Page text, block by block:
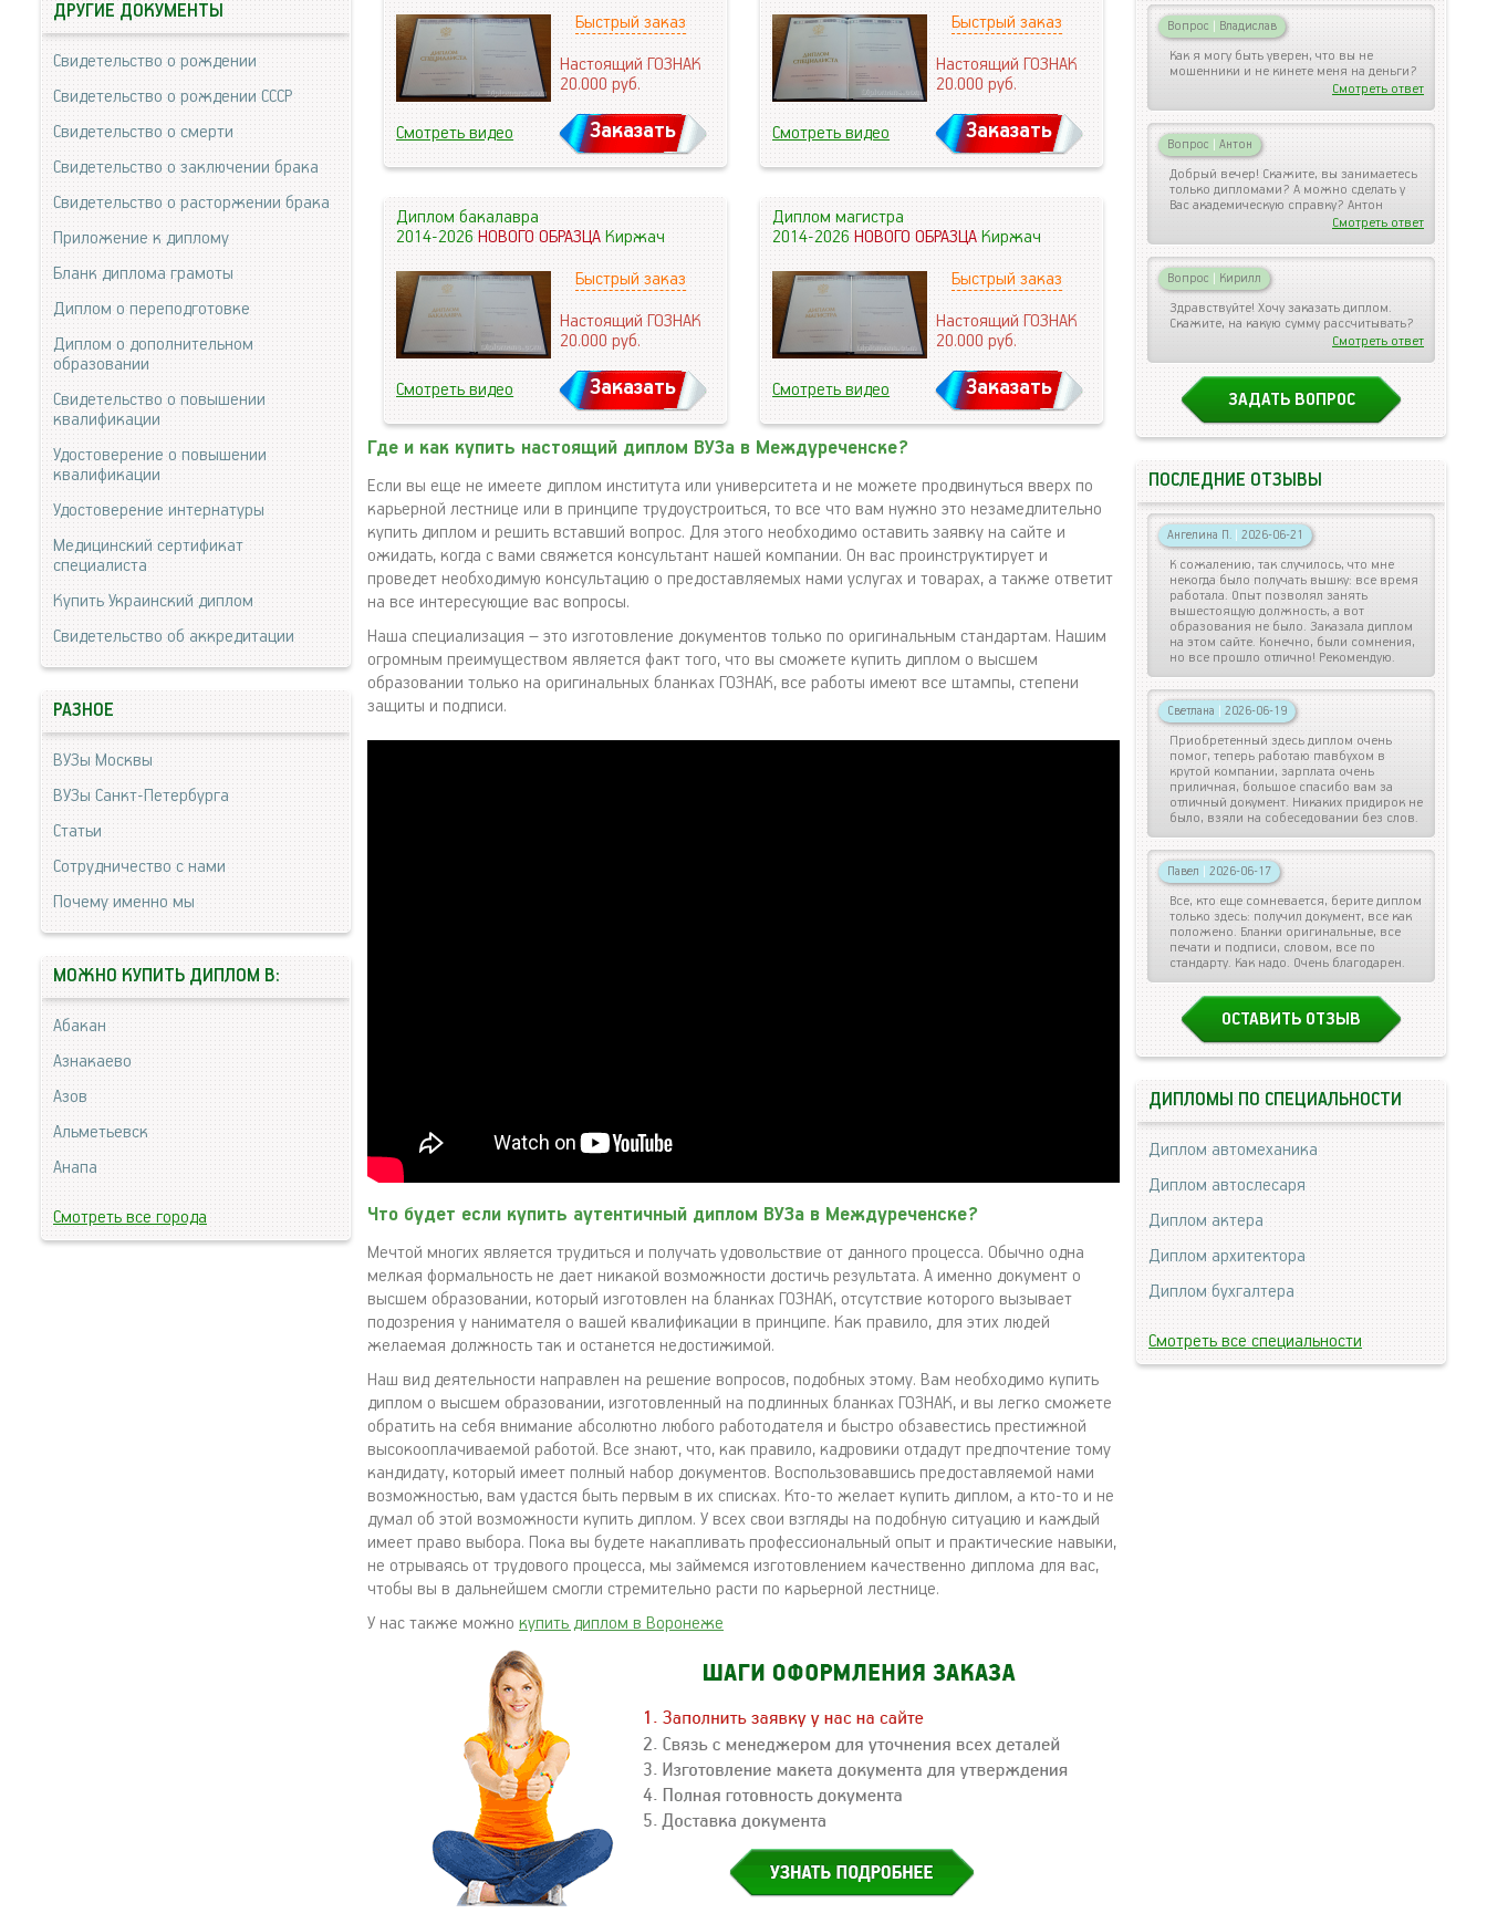
Быстрый заказ
Настоящий ГОЗНАК
20.000руб.
Смотреть видео Заказать
Быстрый заказ
Настоящий ГОЗНАК
20.000руб.
Смотреть видео Заказать
Диплом бакалавра
2014-2026НОВОГО ОБРАЗЦАКиржач
Быстрый заказ
Настоящий ГОЗНАК
20.000руб.
Смотреть видео Заказать
Диплом магистра
2014-2026НОВОГО ОБРАЗЦАКиржач
Быстрый заказ
Настоящий ГОЗНАК
20.000руб.
Смотреть видео Заказать
Где и как купить настоящий диплом ВУЗа в Междуреченске?
Если вы еще не имеете диплом института или университета и не можете продвинуться вверх по
карьерной лестнице или в принципе трудоустроиться, то все что вам нужно это незамедлительно
купить диплом и решить вставший вопрос. Для этого необходимо оставить заявку на сайте и
ожидать, когда с вами свяжется консультант нашей компании. Он вас проинструктирует и
проведет необходимую консультацию о предоставляемых нами услугах и товарах, а также ответит
на все интересующие вас вопросы.
Наша специализация – это изготовление документов только по оригинальным стандартам. Нашим
огромным преимуществом является факт того, что вы сможете купить диплом о высшем
образовании только на оригинальных бланках ГОЗНАК, все работы имеют все штампы, степени
защиты и подписи.
Что будет если купить аутентичный диплом ВУЗа в Междуреченске?
Мечтой многих является трудиться и получать удовольствие от данного процесса. Обычно одна
мелкая формальность не дает никакой возможности достичь результата. А именно документ о
высшем образовании, который изготовлен на бланках ГОЗНАК, отсутствие которого вызывает
подозрения у нанимателя о вашей квалификации в принципе. Как правило, для этих людей
желаемая должность так и останется недостижимой.
Наш вид деятельности направлен на решение вопросов, подобных этому. Вам необходимо купить
диплом о высшем образовании, изготовленный на подлинных бланках ГОЗНАК, и вы легко сможете
обратить на себя внимание абсолютно любого работодателя и быстро обзавестись престижной
высокооплачиваемой работой. Все знают, что, как правило, кадровики отдадут предпочтение тому
кандидату, который имеет полный набор документов. Воспользовавшись предоставляемой нами
возможностью, вам удастся быть первым в их списках. Кто-то желает купить диплом, а кто-то и не
думал об этой возможности купить диплом. У всех свои взгляды на подобную ситуацию и каждый
имеет право выбора. Пока вы будете накапливать профессиональный опыт и практические навыки,
не отрываясь от трудового процесса, мы займемся изготовлением качественно диплома для вас,
чтобы вы в дальнейшем смогли стремительно расти по карьерной лестнице.
У нас также можно купить диплом в Воронеже
ДРУГИЕ ДОКУМЕНТЫ
Свидетельство о рождении
Свидетельство о рождении СССР
Свидетельство о смерти
Свидетельство о заключении брака
Свидетельство о расторжении брака
Приложение к диплому
Бланк диплома грамоты
Диплом о переподготовке
Диплом о дополнительном
образовании
Свидетельство о повышении
квалификации
Удостоверение о повышении
квалификации
Удостоверение интернатуры
Медицинский сертификат
специалиста
Купить Украинский диплом
Свидетельство об аккредитации
РАЗНОЕ
ВУЗы Москвы
ВУЗы Санкт-Петербурга
Статьи
Сотрудничество с нами
Почему именно мы
МОЖНО КУПИТЬ ДИПЛОМ В:
Абакан
Азнакаево
Азов
Альметьевск
Анапа
Смотреть все города
Вопрос | Владислав
Как я могу быть уверен, что вы не
мошенники и не кинете меня на деньги?
Смотреть ответ
Вопрос | Антон
Добрый вечер! Скажите, вы занимаетесь
только дипломами? А можно сделать у
Вас академическую справку? Антон
Смотреть ответ
Вопрос | Кирилл
Здравствуйте! Хочу заказать диплом.
Скажите, на какую сумму рассчитывать?
Смотреть ответ
ЗАДАТЬ ВОПРОС
ПОСЛЕДНИЕ ОТЗЫВЫ
Ангелина П. | 2026-06-21
К сожалению, так случилось, что мне
некогда было получать вышку: все время
работала. Опыт позволял занять
вышестоящую должность, а вот
образования не было. Заказала диплом
на этом сайте. Конечно, были сомнения,
но все прошло отлично! Рекомендую.
Светлана | 2026-06-19
Приобретенный здесь диплом очень
помог, теперь работаю главбухом в
крутой компании, зарплата очень
приличная, большое спасибо вам за
отличный документ. Никаких придирок не
было, взяли на собеседовании без слов.
Павел | 2026-06-17
Все, кто еще сомневается, берите диплом
только здесь: получил документ, все как
положено. Бланки оригинальные, все
печати и подписи, словом, все по
стандарту. Как надо. Очень благодарен.
ОСТАВИТЬ ОТЗЫВ
ДИПЛОМЫ ПО СПЕЦИАЛЬНОСТИ
Диплом автомеханика
Диплом автослесаря
Диплом актера
Диплом архитектора
Диплом бухгалтера
Смотреть все специальности